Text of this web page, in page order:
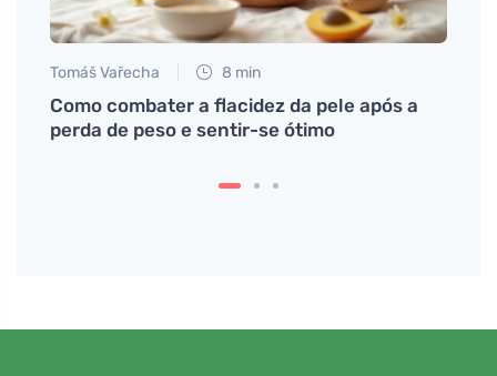
Tomáš Vařecha 8 min
Como combater a flacidez da pele após a
perda de peso e sentir-se ótimo